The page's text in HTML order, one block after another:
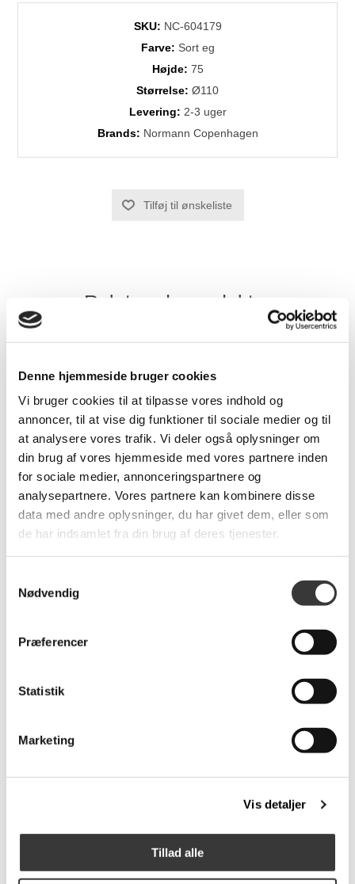
Denne hjemmeside bruger cookies
Vi bruger cookies til at tilpasse vores indhold og
annoncer, til at vise dig funktioner til sociale medier og til
at analysere vores trafik. Vi deler også oplysninger om
din brug af vores hjemmeside med vores partnere inden
for sociale medier, annonceringspartnere og
analysepartnere. Vores partnere kan kombinere disse
data med andre oplysninger, du har givet dem, eller som
de har indsamlet fra din brug af deres tjenester.
Nødvendig
Præferencer
Statistik
Marketing
Vis detaljer
Tillad alle
SKU: NC-604179
Farve: Sort eg
Højde: 75
Størrelse: Ø110
Levering: 2-3 uger
Brands: Normann Copenhagen
Relaterede produkter
Varianter
Scala bord, Ø150cm
24.249,00 DKK
Scala bord, Ø130cm
Normann Copenhagen
179,00 DKK
Flere
Varianter
Little Bird 13,5